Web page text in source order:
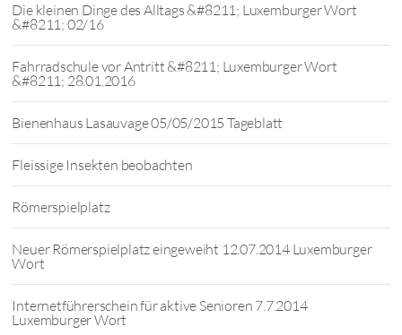
Die kleinen Dinge des Alltags &#8211; Luxemburger Wort
&#8211; 02/16
Fahrradschule vor Antritt &#8211; Luxemburger Wort
&#8211; 28.01.2016
Bienenhaus Lasauvage 05/05/2015 Tageblatt
Fleissige Insekten beobachten
Römerspielplatz
Neuer Römerspielplatz eingeweiht 12.07.2014 Luxemburger
Wort
Internetführerschein für aktive Senioren 7.7.2014
Luxemburger Wort